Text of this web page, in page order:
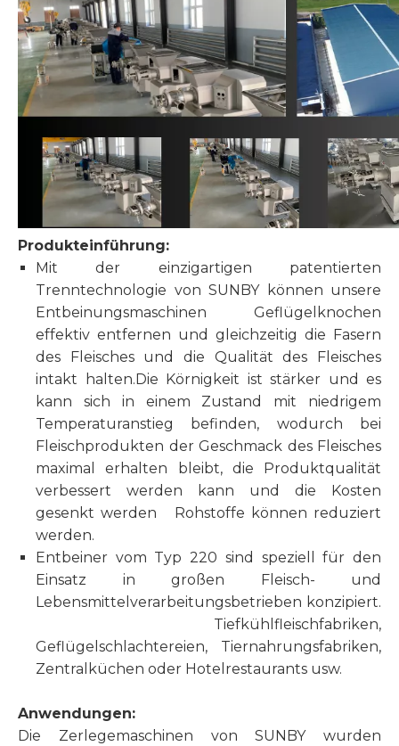
Produkteinführung:
Mit der einzigartigen patentierten
Trenntechnologie von SUNBY können unsere
Entbeinungsmaschinen Geflügelknochen
effektiv entfernen und gleichzeitig die Fasern
des Fleisches und die Qualität des Fleisches
intakt halten.Die Körnigkeit ist stärker und es
kann sich in einem Zustand mit niedrigem
Temperaturanstieg befinden, wodurch bei
Fleischprodukten der Geschmack des Fleisches
maximal erhalten bleibt, die Produktqualität
verbessert werden kann und die Kosten
gesenkt werden Rohstoffe können reduziert
werden.
Entbeiner vom Typ 220 sind speziell für den
Einsatz in großen Fleisch- und
Lebensmittelverarbeitungsbetrieben konzipiert.
Tiefkühlfleischfabriken,
Geflügelschlachtereien, Tiernahrungsfabriken,
Zentralküchen oder Hotelrestaurants usw.
Anwendungen:
Die Zerlegemaschinen von SUNBY wurden